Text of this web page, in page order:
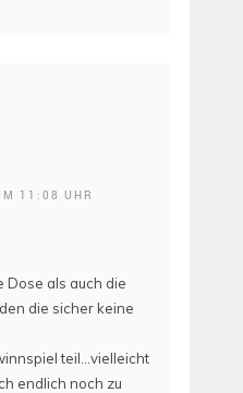
11:08 UHR
Dose als auch die
die sicher keine
teil…vielleicht
endlich noch zu